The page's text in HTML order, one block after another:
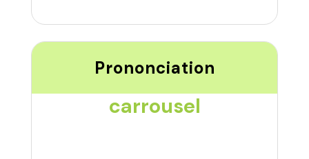
Prononciation
carrousel